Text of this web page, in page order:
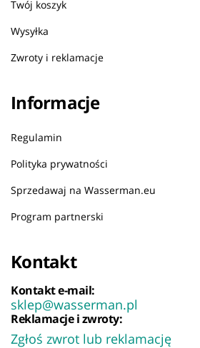
Twój koszyk
Wysyłka
Zwroty i reklamacje
Informacje
Regulamin
Polityka prywatności
Sprzedawaj na Wasserman.eu
Program partnerski
Kontakt
Kontakt e-mail:
sklep@wasserman.pl
Reklamacje i zwroty:
Zgłoś zwrot lub reklamację